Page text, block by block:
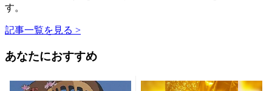
す。
記事一覧を見る >
あなたにおすすめ